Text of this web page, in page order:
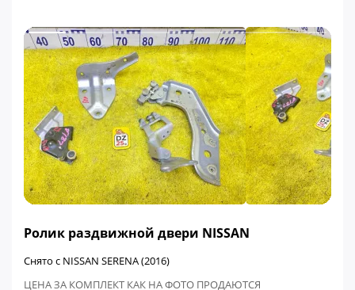
Ролик раздвижной двери NISSAN
Снято с NISSAN SERENA (2016)
ЦЕНА ЗА КОМПЛЕКТ КАК НА ФОТО ПРОДАЮТСЯ